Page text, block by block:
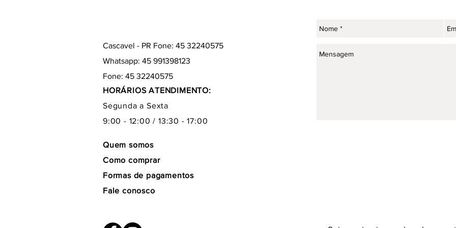
Cascavel - PR Fone: 45 32240575
Whatsapp: 45 991398123
Fone: 45 32240575
HORÁRIOS ATENDIMENTO:
Segunda a Sexta
9:00 - 12:00 / 13:30 - 17:00
Quem somos
Como comprar
Formas de pagamentos
Fale conosco